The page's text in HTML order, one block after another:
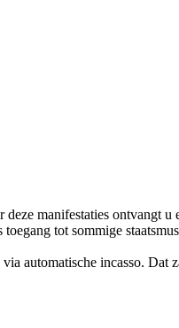
manifestaties ontvangt
tot sommige
automatische incasso. Dat